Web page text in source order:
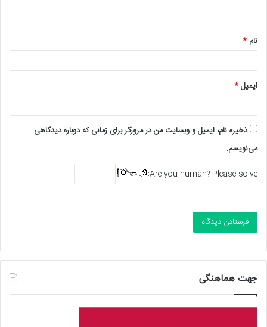
*
نام *
ایمیل*
ذخیره نام، ایمیل و وبسایت من در مرورگر برای زمانی که دوباره دیدگاهی
می‌نویسم.
Are you human? Please solve:
جهت هماهنگی